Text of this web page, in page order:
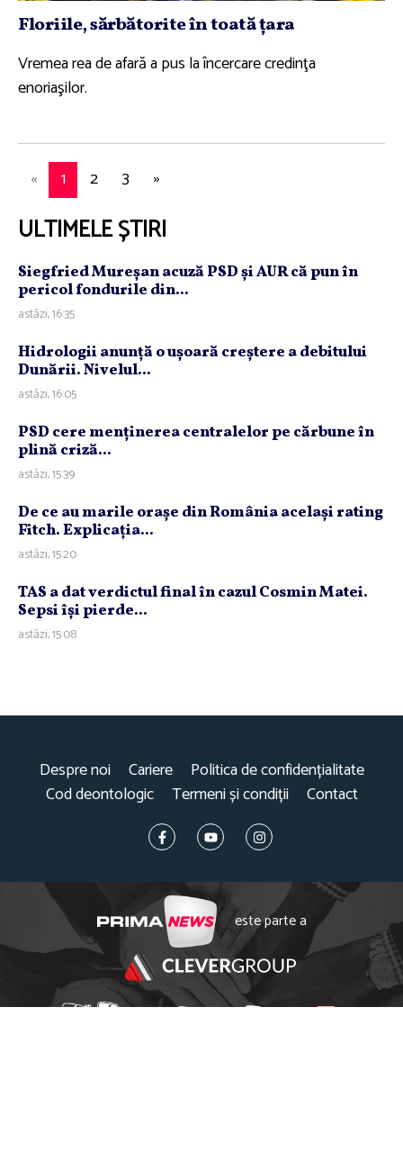
Floriile, sărbătorite în toată ţara
Vremea rea de afară a pus la încercare credinţa
enoriaşilor.
« 1 2 3 »
ULTIMELE ȘTIRI
Siegfried Mureşan acuză PSD şi AUR că pun în
pericol fondurile din...
astăzi, 16:35
Hidrologii anunţă o uşoară creştere a debitului
Dunării. Nivelul...
astăzi, 16:05
PSD cere menţinerea centralelor pe cărbune în
plină criză...
astăzi, 15:39
De ce au marile oraşe din România acelaşi rating
Fitch. Explicaţia...
astăzi, 15:20
TAS a dat verdictul final în cazul Cosmin Matei.
Sepsi îşi pierde...
astăzi, 15:08
Despre noi Cariere
Politica de confidențialitate
Cod deontologic
Termeni și condiții Contact
este parte a